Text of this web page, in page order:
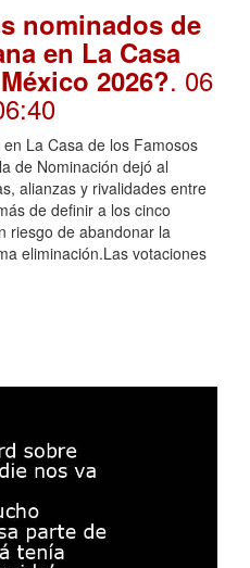
nominados de
en La Casa
2026?. 06
La Casa de los Famosos
de Nominación dejó al
alianzas y rivalidades entre
de definir a los cinco
riesgo de abandonar la
eliminación.Las votaciones